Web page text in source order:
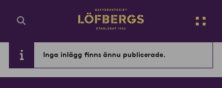
Gå till huvudinnehåll
Sv
Inga inlägg finns ännu publicerade.